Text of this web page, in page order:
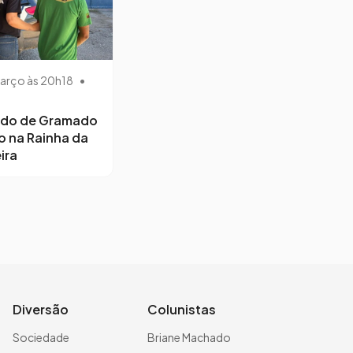
às 20h18 •
de Gramado
na Rainha da
Diversão
Sociedade
Colunistas
Briane Machado